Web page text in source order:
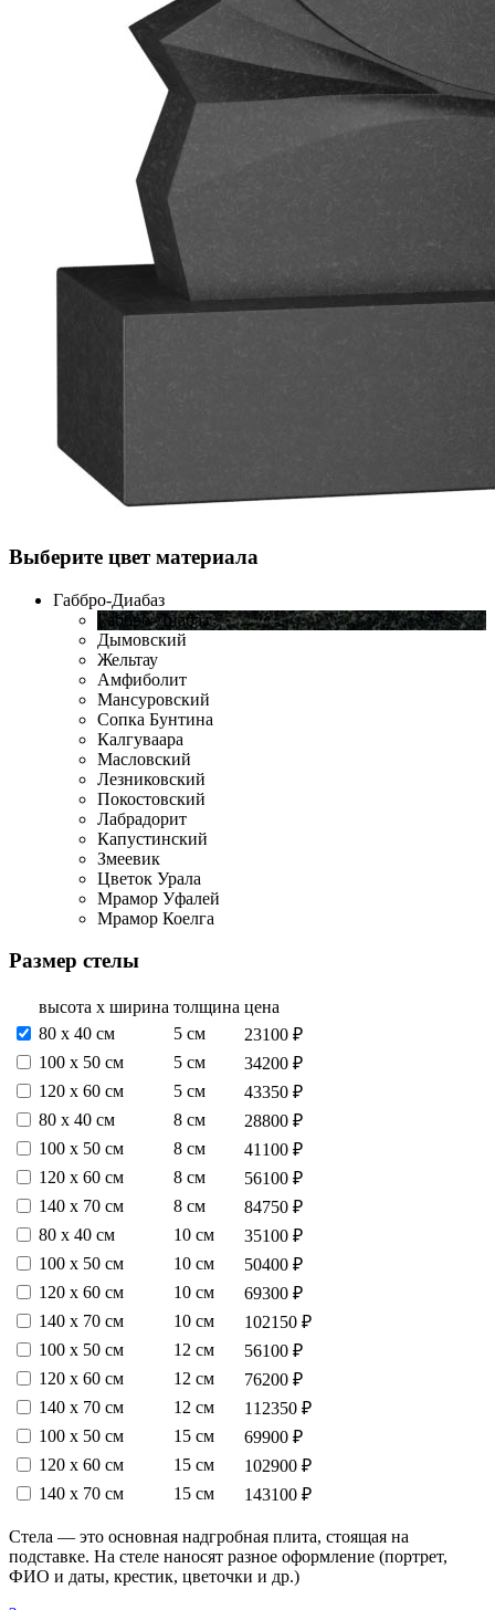
Выберите цвет материала
Габбро-Диабаз
Габбро-Диабаз
Дымовский
Жельтау
Амфиболит
Мансуровский
Сопка Бунтина
Калгуваара
Масловский
Лезниковский
Покостовский
Лабрадорит
Капустинский
Змеевик
Цветок Урала
Мрамор Уфалей
Мрамор Коелга
Размер стелы
высота х ширина толщина цена
80 х 40 см
5 см
23100 ₽
100 х 50 см
5 см
34200 ₽
120 х 60 см
5 см
43350 ₽
80 х 40 см
8 см
28800 ₽
100 х 50 см
8 см
41100 ₽
120 х 60 см
8 см
56100 ₽
140 х 70 см
8 см
84750 ₽
80 х 40 см
10 см
35100 ₽
100 х 50 см
10 см
50400 ₽
120 х 60 см
10 см
69300 ₽
140 х 70 см
10 см
102150 ₽
100 х 50 см
12 см
56100 ₽
120 х 60 см
12 см
76200 ₽
140 х 70 см
12 см
112350 ₽
100 х 50 см
15 см
69900 ₽
120 х 60 см
15 см
102900 ₽
140 х 70 см
15 см 143100 ₽
Стела — это основная надгробная плита, стоящая на
подставке. На стеле наносят разное оформление (портрет,
ФИО и даты, крестик, цветочки и др.)